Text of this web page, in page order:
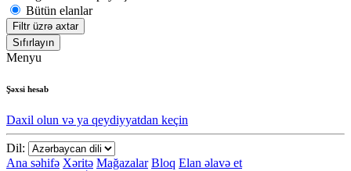
Bütün elanlar
Filtr üzrə axtar
Sıfırlayın
Menyu
Şəxsi hesab
Daxil olun və ya qeydiyyatdan keçin
Dil:
Ana səhifə Xəritə Mağazalar Bloq Elan əlavə et